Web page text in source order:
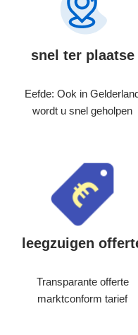
snel ter plaatse
Eefde: Ook in
wordt u snel geholpen
leegzuigen
Transparante offerte
marktconform tarief